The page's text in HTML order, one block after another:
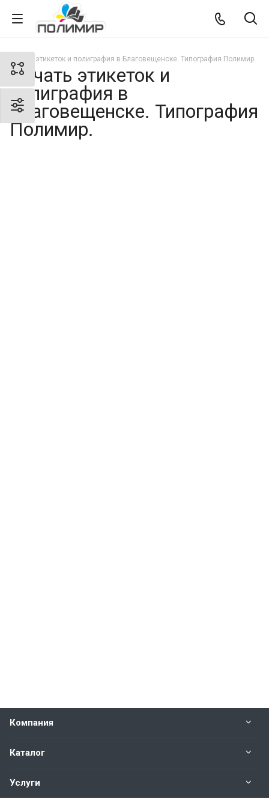
Печать этикеток и полиграфия в Благовещенске. Типография Полимир.
Печать этикеток и
полиграфия в
Благовещенске. Типография
Полимир.
Компания
Каталог
Услуги